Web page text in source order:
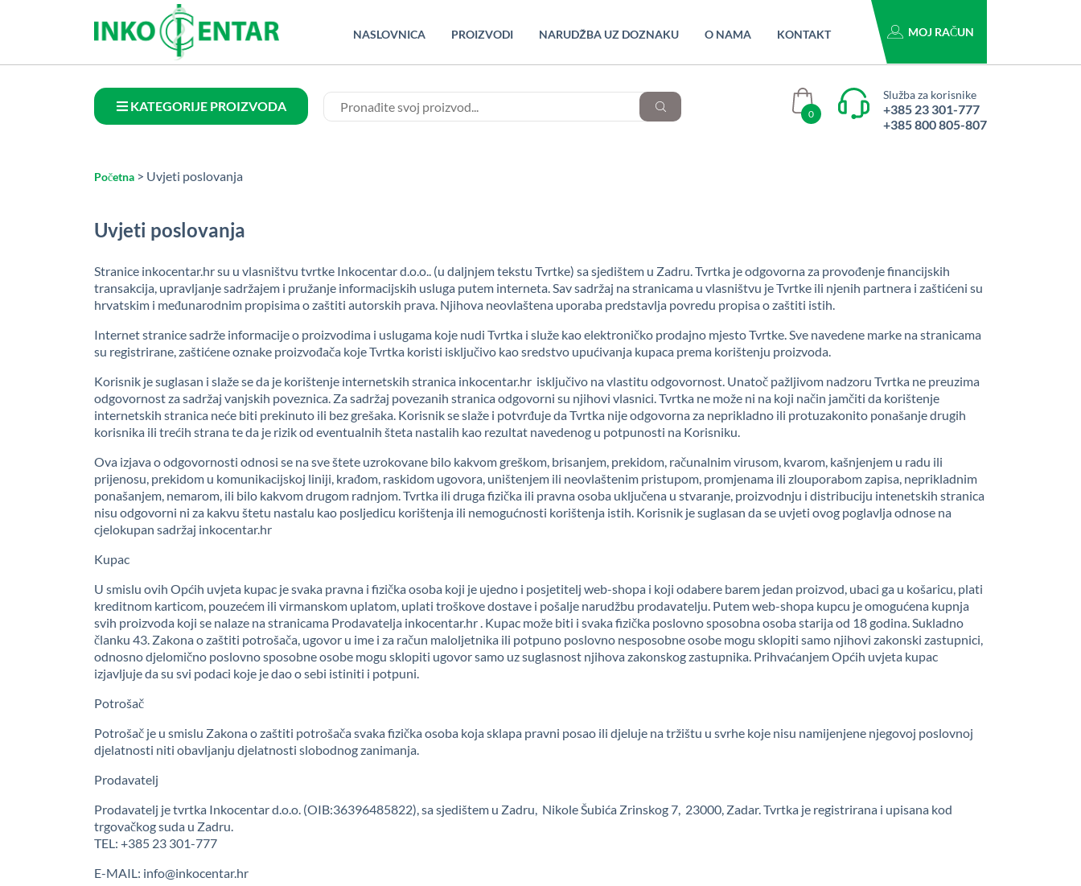
NASLOVNICA PROIZVODI NARUDŽBA UZ DOZNAKU O NAMA KONTAKT MOJ RAČUN
KATEGORIJE PROIZVODA
0
Služba za korisnike
+385 23 301-777
+385 800 805-807
Početna > Uvjeti poslovanja
Uvjeti poslovanja
Stranice inkocentar.hr su u vlasništvu tvrtke Inkocentar d.o.o.. (u daljnjem tekstu Tvrtke) sa sjedištem u Zadru. Tvrtka je odgovorna za provođenje financijskih
transakcija, upravljanje sadržajem i pružanje informacijskih usluga putem interneta. Sav sadržaj na stranicama u vlasništvu je Tvrtke ili njenih partnera i zaštićeni su
hrvatskim i međunarodnim propisima o zaštiti autorskih prava. Njihova neovlaštena uporaba predstavlja povredu propisa o zaštiti istih.
Internet stranice sadrže informacije o proizvodima i uslugama koje nudi Tvrtka i služe kao elektroničko prodajno mjesto Tvrtke. Sve navedene marke na stranicama
su registrirane, zaštićene oznake proizvođača koje Tvrtka koristi isključivo kao sredstvo upućivanja kupaca prema korištenju proizvoda.
Korisnik je suglasan i slaže se da je korištenje internetskih stranica inkocentar.hr isključivo na vlastitu odgovornost. Unatoč pažljivom nadzoru Tvrtka ne preuzima
odgovornost za sadržaj vanjskih poveznica. Za sadržaj povezanih stranica odgovorni su njihovi vlasnici. Tvrtka ne može ni na koji način jamčiti da korištenje
internetskih stranica neće biti prekinuto ili bez grešaka. Korisnik se slaže i potvrđuje da Tvrtka nije odgovorna za neprikladno ili protuzakonito ponašanje drugih
korisnika ili trećih strana te da je rizik od eventualnih šteta nastalih kao rezultat navedenog u potpunosti na Korisniku.
Ova izjava o odgovornosti odnosi se na sve štete uzrokovane bilo kakvom greškom, brisanjem, prekidom, računalnim virusom, kvarom, kašnjenjem u radu ili
prijenosu, prekidom u komunikacijskoj liniji, krađom, raskidom ugovora, uništenjem ili neovlaštenim pristupom, promjenama ili zlouporabom zapisa, neprikladnim
ponašanjem, nemarom, ili bilo kakvom drugom radnjom. Tvrtka ili druga fizička ili pravna osoba uključena u stvaranje, proizvodnju i distribuciju intenetskih stranica
nisu odgovorni ni za kakvu štetu nastalu kao posljedicu korištenja ili nemogućnosti korištenja istih. Korisnik je suglasan da se uvjeti ovog poglavlja odnose na
cjelokupan sadržaj inkocentar.hr
Kupac
U smislu ovih Općih uvjeta kupac je svaka pravna i fizička osoba koji je ujedno i posjetitelj web-shopa i koji odabere barem jedan proizvod, ubaci ga u košaricu, plati
kreditnom karticom, pouzećem ili virmanskom uplatom, uplati troškove dostave i pošalje narudžbu prodavatelju. Putem web-shopa kupcu je omogućena kupnja
svih proizvoda koji se nalaze na stranicama Prodavatelja inkocentar.hr . Kupac može biti i svaka fizička poslovno sposobna osoba starija od 18 godina. Sukladno
članku 43. Zakona o zaštiti potrošača, ugovor u ime i za račun maloljetnika ili potpuno poslovno nesposobne osobe mogu sklopiti samo njihovi zakonski zastupnici,
odnosno djelomično poslovno sposobne osobe mogu sklopiti ugovor samo uz suglasnost njihova zakonskog zastupnika. Prihvaćanjem Općih uvjeta kupac
izjavljuje da su svi podaci koje je dao o sebi istiniti i potpuni.
Potrošač
Potrošač je u smislu Zakona o zaštiti potrošača svaka fizička osoba koja sklapa pravni posao ili djeluje na tržištu u svrhe koje nisu namijenjene njegovoj poslovnoj
djelatnosti niti obavljanju djelatnosti slobodnog zanimanja.
Prodavatelj
Prodavatelj je tvrtka Inkocentar d.o.o. (OIB:36396485822), sa sjedištem u Zadru, Nikole Šubića Zrinskog 7, 23000, Zadar. Tvrtka je registrirana i upisana kod
trgovačkog suda u Zadru.
TEL: +385 23 301-777
E-MAIL: info@inkocentar.hr